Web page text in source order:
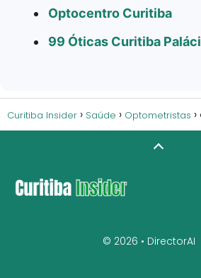
Optocentro Curitiba
99 Óticas Curitiba
Curitiba Insider Saúde Optometristas
© 2026 • DirectorAI